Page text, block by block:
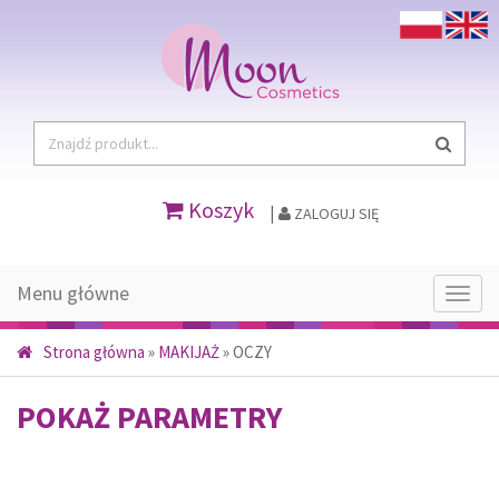
Koszyk ZALOGUJ SIĘ
Menu
Menu główne
Strona główna » MAKIJAŻ»OCZY
POKAŻ PARAMETRY